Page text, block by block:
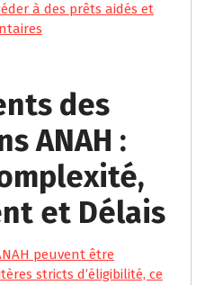
à des prêts aidés et
des
ANAH :
et Délais
peuvent être
stricts d’éligibilité, ce